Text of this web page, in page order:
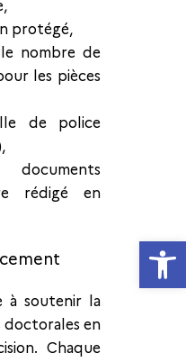
Ouvrir
protégé,
nombre de
les pièces
de police
documents
rédigé en
à soutenir la
doctorales en
Chaque